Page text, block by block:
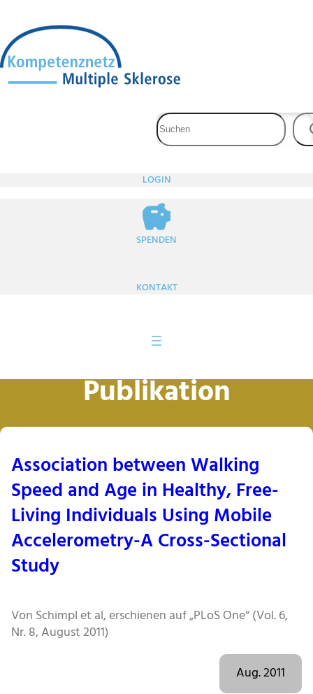
Inhalt
springen
LOGIN
SPENDEN
KONTAKT
Publikation
Association between Walking
Speed and Age in Healthy, Free-
Living Individuals Using Mobile
Accelerometry-A Cross-Sectional
Study
Von Schimpl et al, erschienen auf „PLoS One“ (Vol. 6,
Nr. 8, August 2011)
Aug. 2011